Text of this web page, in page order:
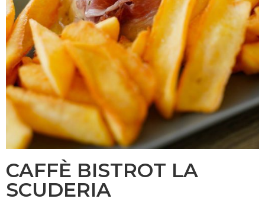
CAFFÈ BISTROT LA
SCUDERIA